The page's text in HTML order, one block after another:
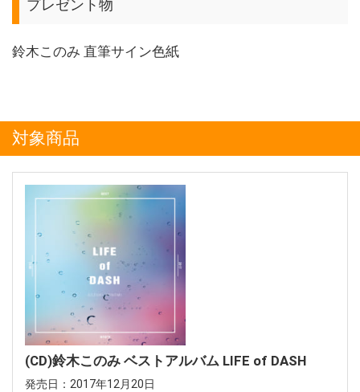
プレゼント物
鈴木このみ 直筆サイン色紙
対象商品
(CD)鈴木このみ ベストアルバム LIFE of DASH
発売日：2017年12月20日